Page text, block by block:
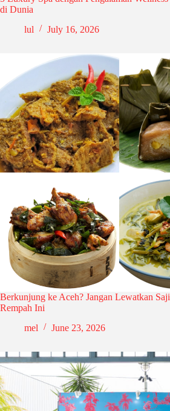
di Dunia
lul
July 16, 2026
Berkunjung ke Aceh? Jangan Lewatkan
Rempah Ini
mel
June 23, 2026